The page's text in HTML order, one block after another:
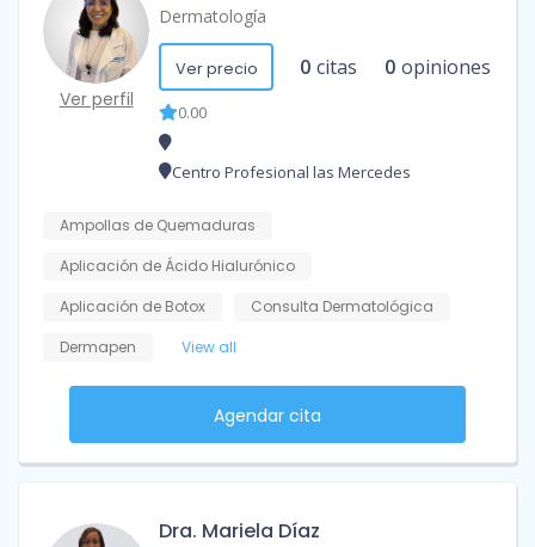
Ver perfil
Dermatología
Ver precio 0 citas 0 opiniones
0.00
Centro Profesional las Mercedes
Ampollas de Quemaduras
Aplicación de Ácido Hialurónico
Aplicación de Botox
Consulta Dermatológica
Dermapen
View all
Agendar cita
Dra. Mariela Díaz